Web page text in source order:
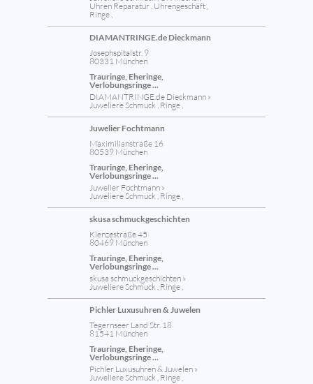
Uhren Reparatur , Uhrengeschäft ,
Ringe ,
DIAMANTRINGE.de Dieckmann
Josephspitalstr. 9
80331 München
Trauringe, Eheringe,
Verlobungsringe ...
DIAMANTRINGE.de Dieckmann »
Juweliere Schmuck , Ringe ,
Juwelier Fochtmann
Maximilianstraße 16
80539 München
Trauringe, Eheringe,
Verlobungsringe ...
Juwelier Fochtmann »
Juweliere Schmuck , Ringe ,
skusa schmuckgeschichten
Klenzestraße 45
80469 München
Trauringe, Eheringe,
Verlobungsringe ...
skusa schmuckgeschichten »
Juweliere Schmuck , Ringe ,
Pichler Luxusuhren & Juwelen
Tegernseer Land Str. 18
81541 München
Trauringe, Eheringe,
Verlobungsringe ...
Pichler Luxusuhren & Juwelen »
Juweliere Schmuck , Ringe ,